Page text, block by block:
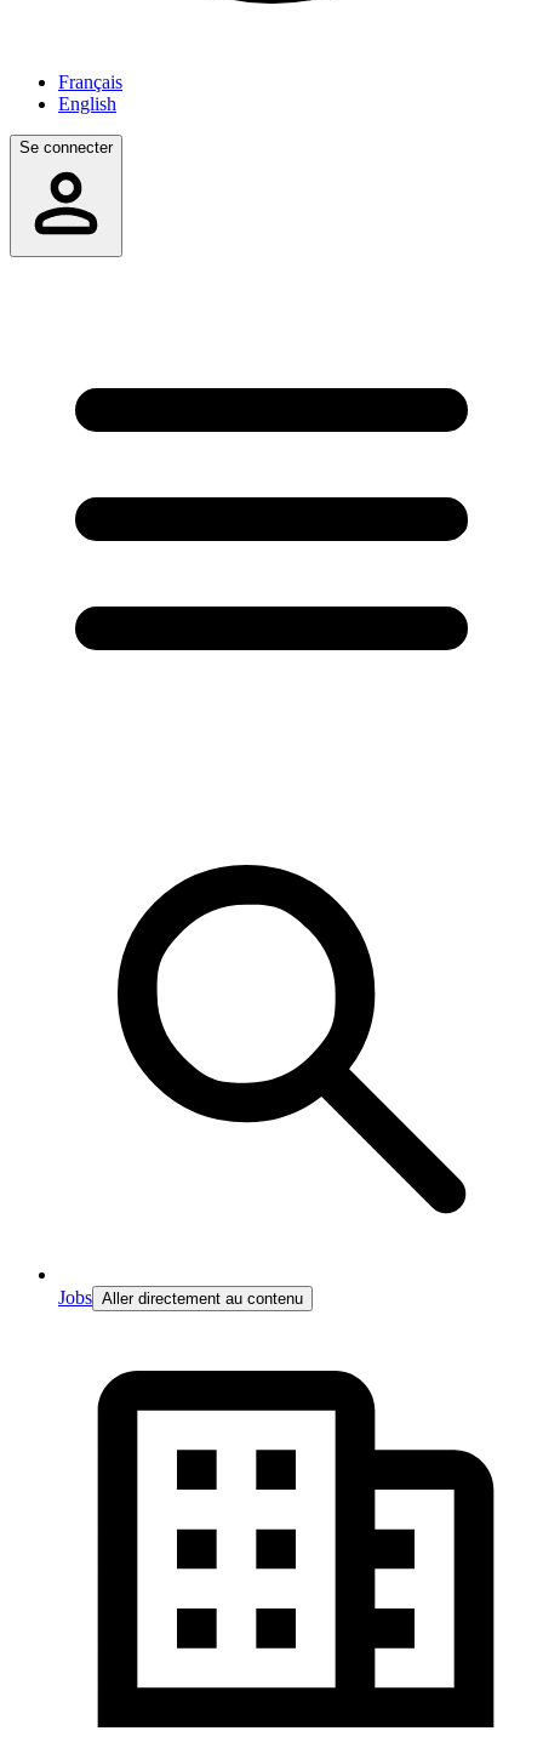
Français
English
Se connecter
Jobs Aller directement au contenu